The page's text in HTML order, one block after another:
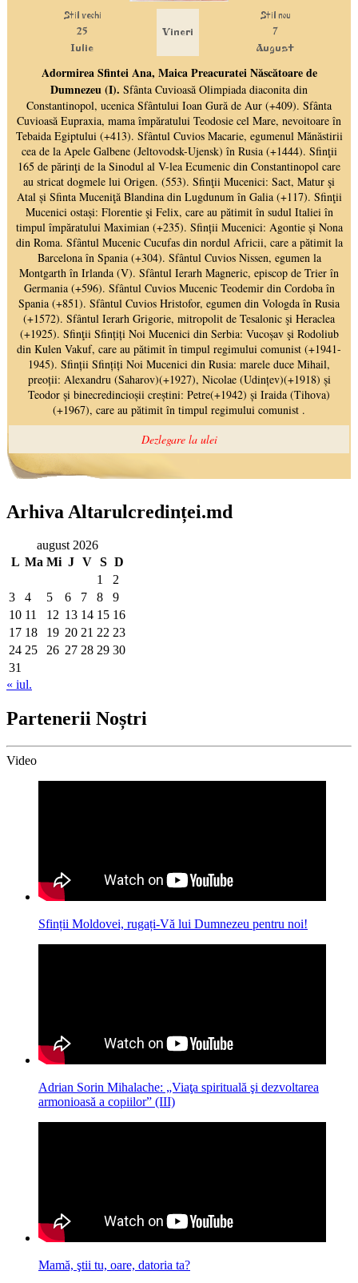
Arhiva Altarulcredinței.md
august 2026
L Ma Mi J V S D
1
2
3
4 5 6 7 8
9
10 11 12 13 14 15 16
17 18 19 20 21 22 23
24 25 26 27 28 29 30
31
« iul.
Partenerii Noștri
Video
Sfinții Moldovei, rugați-Vă lui Dumnezeu pentru noi!
Adrian Sorin Mihalache: „Viaţa spirituală şi dezvoltarea
armonioasă a copiilor” (III)
Mamă, ştii tu, oare, datoria ta?